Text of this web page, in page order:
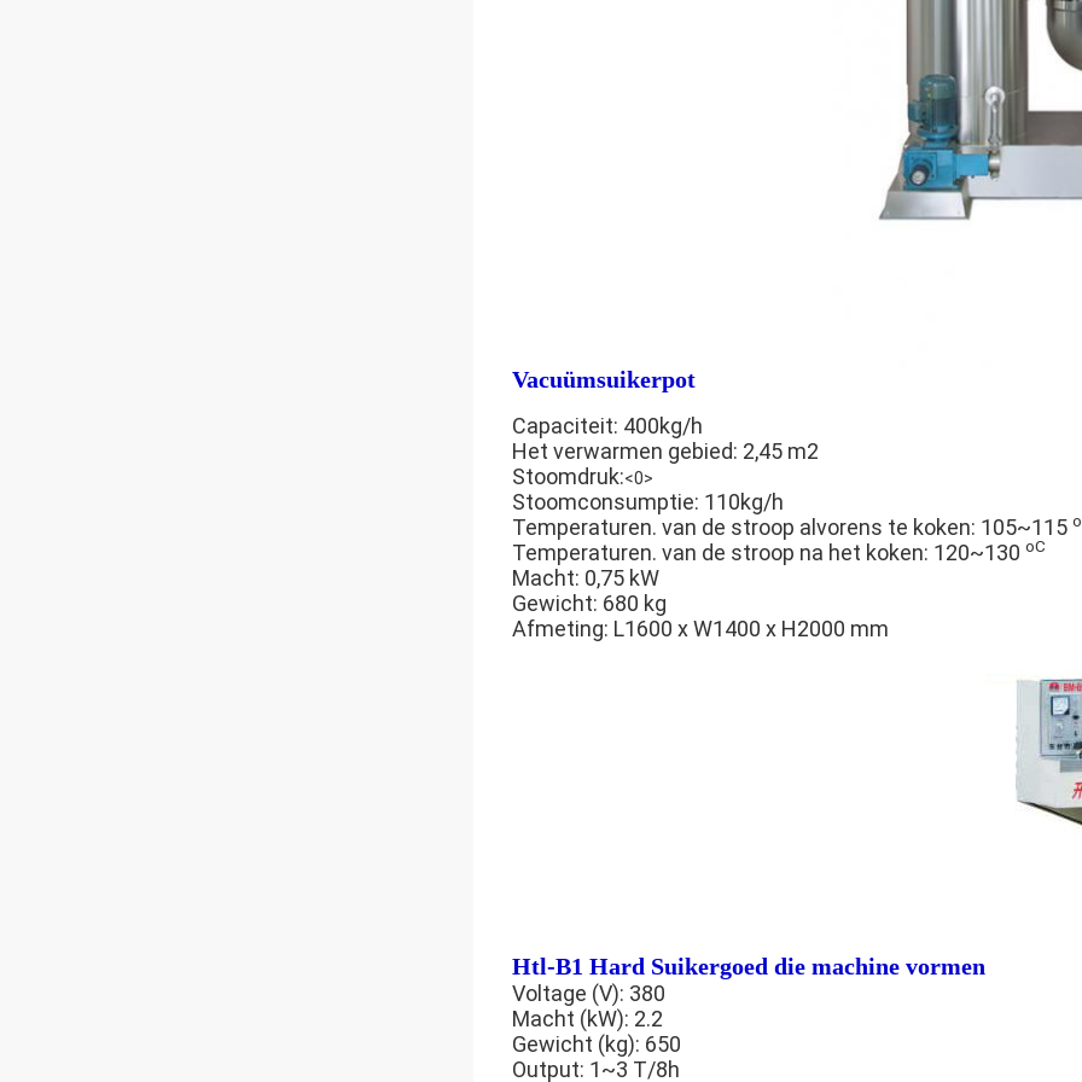
Vacuümsuikerpot
Capaciteit: 400kg/h
Het verwarmen gebied: 2,45 m2
Stoomdruk:<0>
Stoomconsumptie: 110kg/h
Temperaturen. van de stroop alvorens te koken: 105~115
Temperaturen. van de stroop na het koken: 120~130 oC
Macht: 0,75 kW
Gewicht: 680 kg
Afmeting: L1600 x W1400 x H2000 mm
Htl-B1 Hard Suikergoed die machine vormen
Voltage (V): 380
Macht (kW): 2.2
Gewicht (kg): 650
Output: 1~3 T/8h